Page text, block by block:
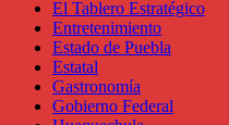
El Tablero Estratégico
Entretenimiento
Estado de Puebla
Estatal
Gastronomía
Gobierno Federal